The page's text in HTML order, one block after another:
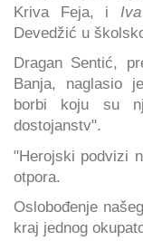
Kriva Feja, i
Devedžić u
Dragan Sentić,
Banja, naglasio
borbi koju su
dostojanstv".
"Herojski podvizi
otpora.
Oslobođenje
kraj jednog